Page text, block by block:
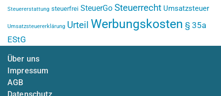
Steuererstattung steuerfrei SteuerGo Steuerrecht Umsatzsteuer
Umsatzsteuererklärung Urteil Werbungskosten § 35a
EStG
Über uns
Impressum
AGB
Datenschutz